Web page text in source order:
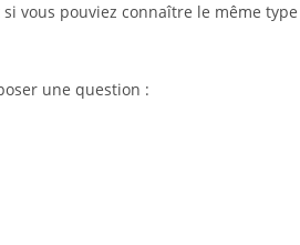
vous pouviez connaître le même
une question :